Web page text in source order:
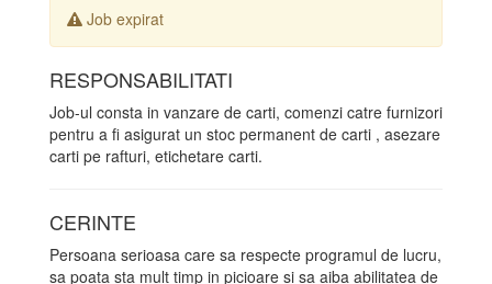
Job expirat
RESPONSABILITATI
Job-ul consta in vanzare de carti, comenzi catre furnizori
pentru a fi asigurat un stoc permanent de carti , asezare
carti pe rafturi, etichetare carti.
CERINTE
Persoana serioasa care sa respecte programul de lucru,
sa poata sta mult timp in picioare si sa aiba abilitatea de